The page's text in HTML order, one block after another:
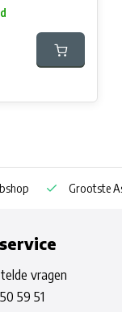
Grootste
vragen
59 51